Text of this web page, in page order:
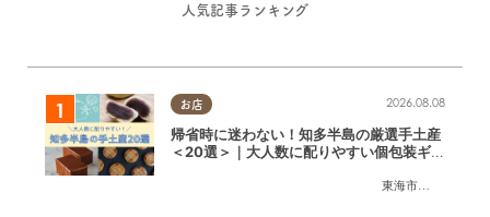
人気記事ランキング
お店
東海市大府市
2026.08.08
帰省時に迷わない！知多半島の厳選手土産
＜20選＞｜大人数に配りやすい個包装ギフ